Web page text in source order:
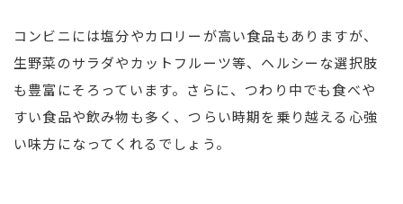
コンビニには塩分やカロリーが高い食品もありますが、
生野菜のサラダやカットフルーツ等、ヘルシーな選択肢
も豊富にそろっています。さらに、つわり中でも食べや
すい食品や飲み物も多く、つらい時期を乗り越える心強
い味方になってくれるでしょう。